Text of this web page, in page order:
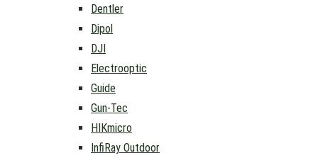
Dentler
Dipol
DJI
Electrooptic
Guide
Gun-Tec
HIKmicro
InfiRay Outdoor